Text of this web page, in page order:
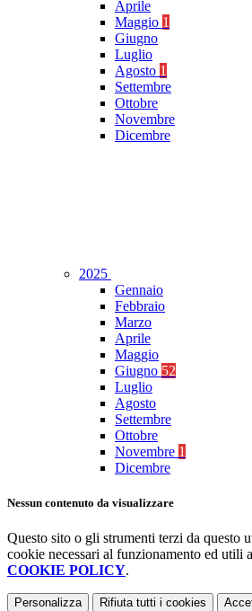
Aprile
Maggio 1
Giugno
Luglio
Agosto 1
Settembre
Ottobre
Novembre
Dicembre
2025
Gennaio
Febbraio
Marzo
Aprile
Maggio
Giugno 52
Luglio
Agosto
Settembre
Ottobre
Novembre 1
Dicembre
Nessun contenuto da visualizzare
Questo sito o gli strumenti terzi da questo
cookie necessari al funzionamento ed utili
COOKIE POLICY.
Personalizza Rifiuta tutti i cookies